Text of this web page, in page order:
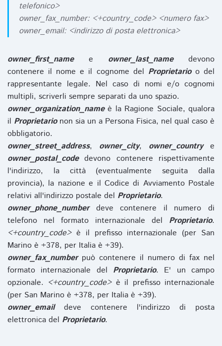
telefonico>
owner_fax_number: <+country_code> <numero fax>
owner_email: <indirizzo di posta elettronica>
owner_first_namee owner_last_namedevono
contenere il nome e il cognome del Proprietarioo del
rappresentante legale. Nel caso di nomi e/o cognomi
multipli, scriverli sempre separati da uno spazio.
owner_organization_nameè la Ragione Sociale, qualora
il Proprietarionon sia un a Persona Fisica, nel qual caso è
obbligatorio.
owner_street_address, owner_city, owner_countrye
owner_postal_codedevono contenere rispettivamente
l'indirizzo, la città (eventualmente seguita dalla
provincia), la nazione e il Codice di Avviamento Postale
relativi all'indirizzo postale del Proprietario.
owner_phone_numberdeve contenere il numero di
telefono nel formato internazionale del Proprietario.
<+country_code>è il prefisso internazionale (per San
Marino è +378, per Italia è +39).
owner_fax_numberpuò contenere il numero di fax nel
formato internazionale del Proprietario. E' un campo
opzionale. <+country_code>è il prefisso internazionale
(per San Marino è +378, per Italia è +39).
owner_emaildeve contenere l'indirizzo di posta
elettronica del Proprietario.